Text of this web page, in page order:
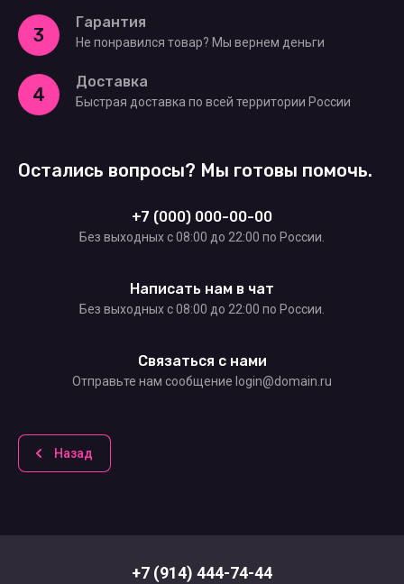
3
Гарантия
Не понравился товар? Мы вернем деньги
4
Доставка
Быстрая доставка по всей территории России
Остались вопросы? Мы готовы помочь.
+7 (000) 000-00-00
Без выходных c 08:00 до 22:00 по России.
Написать нам в чат
Без выходных c 08:00 до 22:00 по России.
Связаться с нами
Отправьте нам сообщение login@domain.ru
Назад
+7 (914) 444-74-44